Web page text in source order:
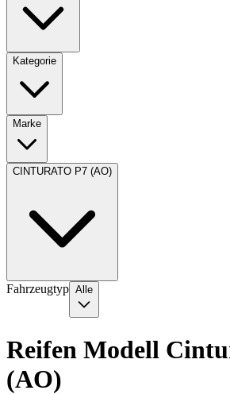
Kategorie
Marke
CINTURATO P7 (AO)
Fahrzeugtyp Alle
Reifen Modell
(AO)